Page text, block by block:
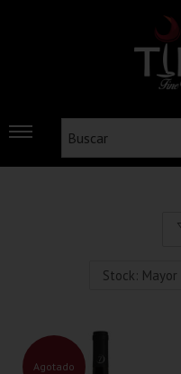
Agotado